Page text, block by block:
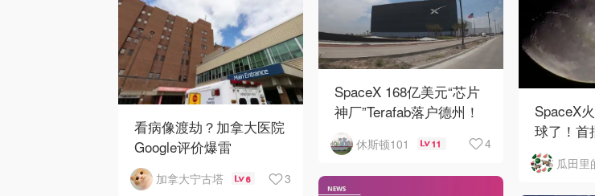
看病像渡劫？加拿大医院
Google评价爆雷
加拿大宁古塔 6 3
SpaceX 168亿美元“芯片
神厂”Terafab落户德州！
休斯顿101 11 4
SpaceX
球了！首
瓜田里